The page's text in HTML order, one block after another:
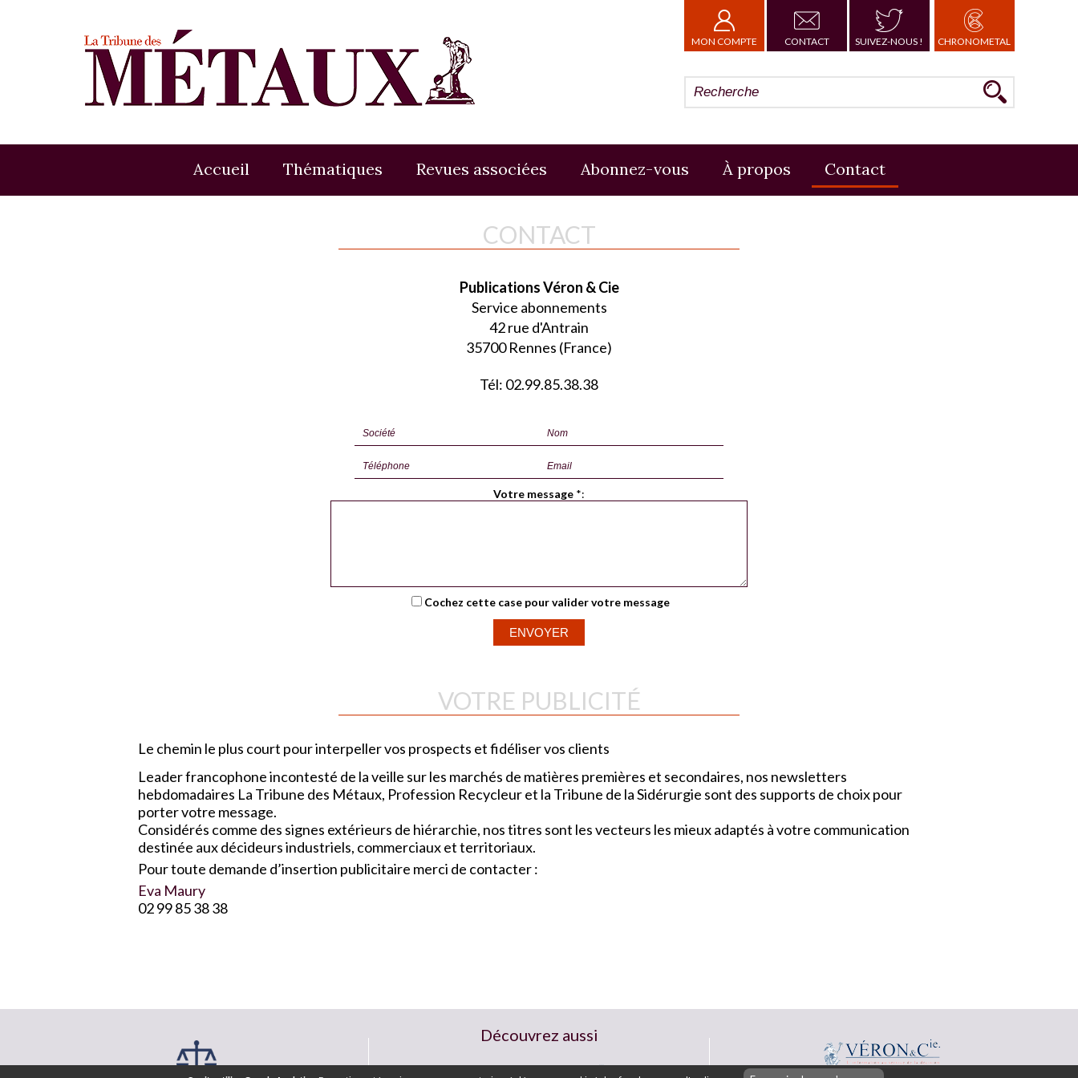
MON COMPTE CONTACT SUIVEZ-NOUS ! CHRONOMETAL
Accueil Thématiques Revues associées Abonnez-vous À propos Contact
CONTACT
Publications Véron & Cie
Service abonnements
42 rue d'Antrain
35700 Rennes (France)
Tél: 02.99.85.38.38
Votre message *:
Cochez cette case pour valider votre message
VOTRE PUBLICITÉ
Le chemin le plus court pour interpeller vos prospects et fidéliser vos clients
Leader francophone incontesté de la veille sur les marchés de matières premières et secondaires, nos newsletters
hebdomadaires La Tribune des Métaux, Profession Recycleur et la Tribune de la Sidérurgie sont des supports de choix pour
porter votre message.
Considérés comme des signes extérieurs de hiérarchie, nos titres sont les vecteurs les mieux adaptés à votre communication
destinée aux décideurs industriels, commerciaux et territoriaux.
Pour toute demande d’insertion publicitaire merci de contacter :
Eva Maury
02 99 85 38 38
Découvrez aussi